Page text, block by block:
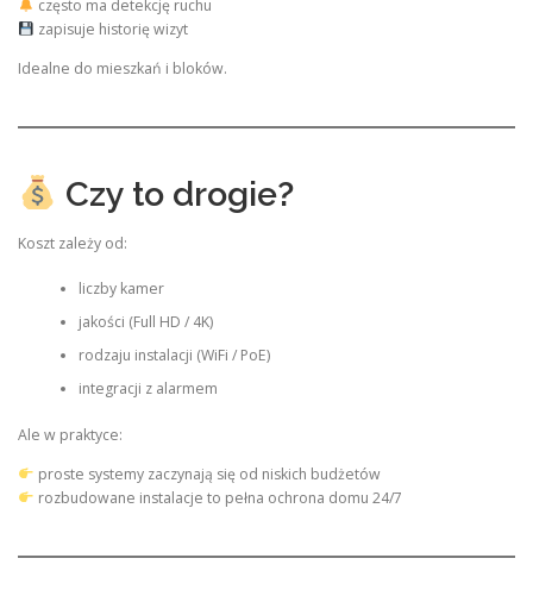
często ma detekcję ruchu
zapisuje historię wizyt
Idealne do mieszkań i bloków.
Czy to drogie?
Koszt zależy od:
liczby kamer
jakości (Full HD / 4K)
rodzaju instalacji (WiFi / PoE)
integracji z alarmem
Ale w praktyce:
proste systemy zaczynają się od niskich budżetów
rozbudowane instalacje to pełna ochrona domu 24/7